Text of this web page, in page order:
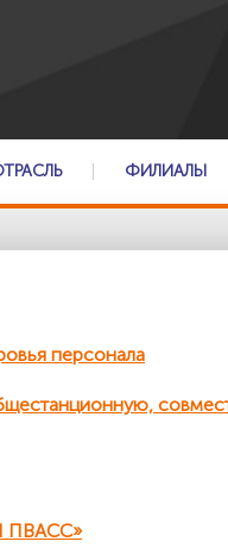
ФИЛИАЛЫ
персонала
ПВАСС»